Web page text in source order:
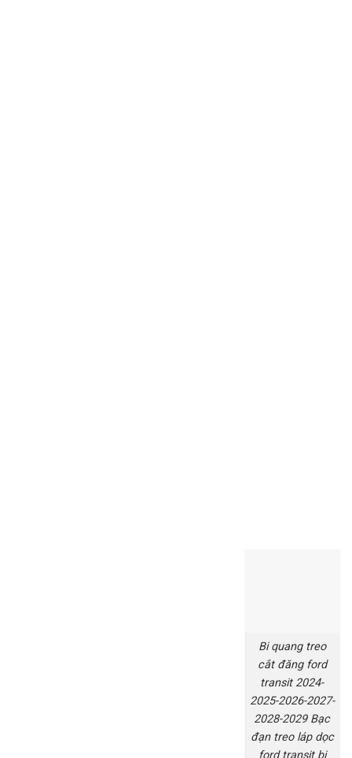
Bi quang treo
cắt đăng ford
transit 2024-
2025-2026-2027-
2028-2029 Bạc
đạn treo láp dọc
ford transit bi